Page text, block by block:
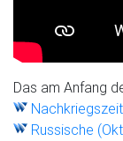
Das am Anfang
Russische